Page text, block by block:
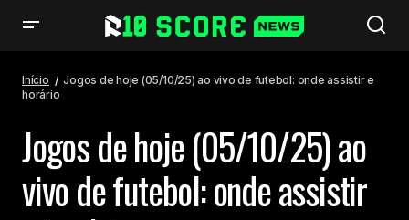
Início
Jogos de hoje (05/10/25) ao vivo de futebol: onde assistir e
horário
Jogos de hoje (05/10/25) ao
vivo de futebol: onde assistir